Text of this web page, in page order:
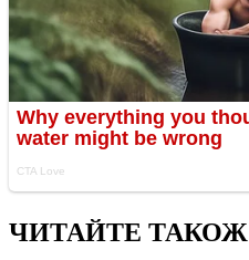
ЧИТАЙТЕ ТАКОЖ